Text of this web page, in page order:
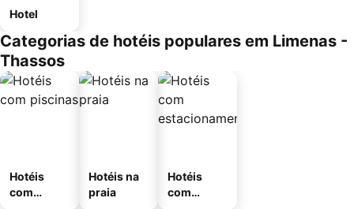
Hotel
Categorias de hotéis populares em Limenas -
Thassos
Hotéis
com
Hotéis na
praia
Hotéis
com